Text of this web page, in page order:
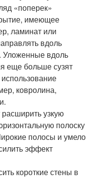
«поперек»
имеющее
ламинат или
вдоль
Уложенные вдоль
еще больше сузят
ковролина,
узкую
полоску
полосы и умело
эффект
короткие стены в